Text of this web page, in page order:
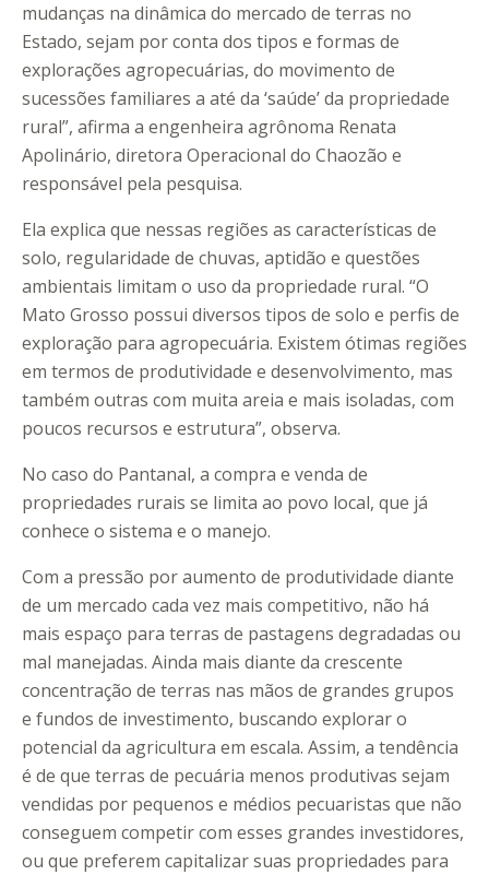
mudanças na dinâmica do mercado de terras no
Estado, sejam por conta dos tipos e formas de
explorações agropecuárias, do movimento de
sucessões familiares a até da ‘saúde’ da propriedade
rural”, afirma a engenheira agrônoma Renata
Apolinário, diretora Operacional do Chaozão e
responsável pela pesquisa.
Ela explica que nessas regiões as características de
solo, regularidade de chuvas, aptidão e questões
ambientais limitam o uso da propriedade rural. “O
Mato Grosso possui diversos tipos de solo e perfis de
exploração para agropecuária. Existem ótimas regiões
em termos de produtividade e desenvolvimento, mas
também outras com muita areia e mais isoladas, com
poucos recursos e estrutura”, observa.
No caso do Pantanal, a compra e venda de
propriedades rurais se limita ao povo local, que já
conhece o sistema e o manejo.
Com a pressão por aumento de produtividade diante
de um mercado cada vez mais competitivo, não há
mais espaço para terras de pastagens degradadas ou
mal manejadas. Ainda mais diante da crescente
concentração de terras nas mãos de grandes grupos
e fundos de investimento, buscando explorar o
potencial da agricultura em escala. Assim, a tendência
é de que terras de pecuária menos produtivas sejam
vendidas por pequenos e médios pecuaristas que não
conseguem competir com esses grandes investidores,
ou que preferem capitalizar suas propriedades para